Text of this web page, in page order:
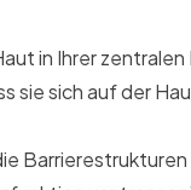
in Ihrer zentralen
sie sich auf der